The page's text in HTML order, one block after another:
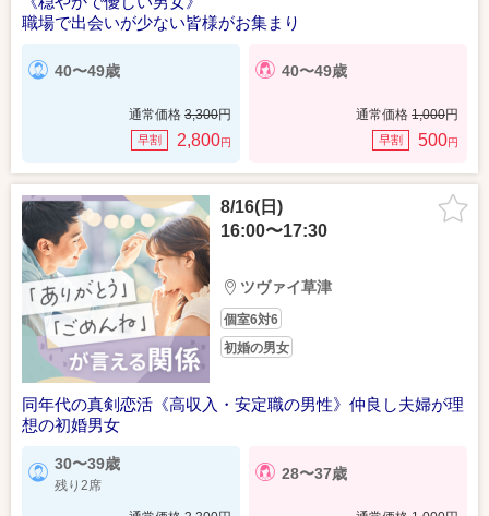
職場で出会いが少ない皆様がお集まり
40〜49歳
通常価格 3,300円
早割 2,800円
40〜49歳
通常価格 1,000円
早割 500円
8/16(日)
16:00〜17:30
ツヴァイ草津
個室6対6
初婚の男女
同年代の真剣恋活《高収入・安定職の男性》仲良し夫婦が理
想の初婚男女
30〜39歳
残り2席
28〜37歳